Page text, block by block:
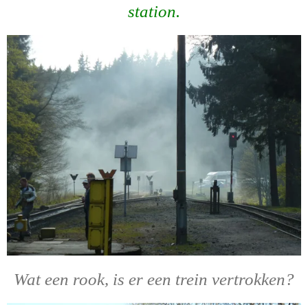
station.
Wat een rook, is er een trein vertrokken?